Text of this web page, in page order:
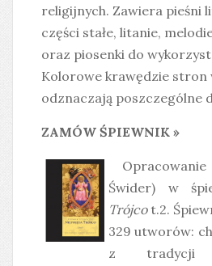
religijnych. Zawiera pieśni
części stałe, litanie,
oraz piosenki do
Kolorowe krawędzie stron
odznaczają poszczególne
ZAMÓW ŚPIEWNIK »
Świder) w
Trójcot.2.
329 utworów:
z tradycji